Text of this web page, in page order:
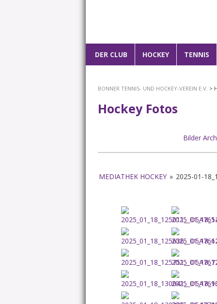
ZUM
DER CLUB HOCKEY TENNIS
BONNER TENNIS- UND HOCKEY-VEREIN E.V. >
Hockey Fotos
Bilder
MEDIATHEK HOCKEY » 2025-01-